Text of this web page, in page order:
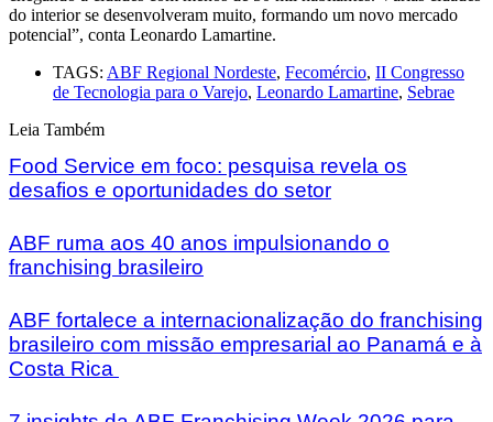
do interior se desenvolveram muito, formando um novo mercado
potencial”, conta Leonardo Lamartine.
TAGS: ABF Regional Nordeste, Fecomércio, II Congresso
de Tecnologia para o Varejo, Leonardo Lamartine, Sebrae
Leia Também
Food Service em foco: pesquisa revela os
desafios e oportunidades do setor
ABF ruma aos 40 anos impulsionando o
franchising brasileiro
ABF fortalece a internacionalização do franchising
brasileiro com missão empresarial ao Panamá e à
Costa Rica